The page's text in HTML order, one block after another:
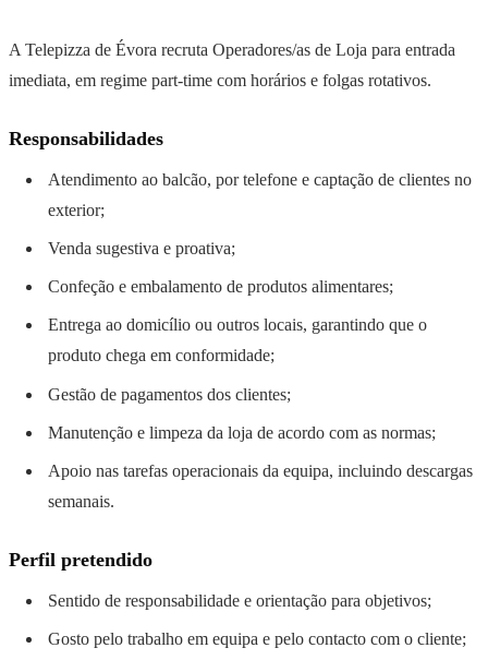
A Telepizza de Évora recruta Operadores/as de Loja para entrada
imediata, em regime part-time com horários e folgas rotativos.
Responsabilidades
Atendimento ao balcão, por telefone e captação de clientes no
exterior;
Venda sugestiva e proativa;
Confeção e embalamento de produtos alimentares;
Entrega ao domicílio ou outros locais, garantindo que o
produto chega em conformidade;
Gestão de pagamentos dos clientes;
Manutenção e limpeza da loja de acordo com as normas;
Apoio nas tarefas operacionais da equipa, incluindo descargas
semanais.
Perfil pretendido
Sentido de responsabilidade e orientação para objetivos;
Gosto pelo trabalho em equipa e pelo contacto com o cliente;